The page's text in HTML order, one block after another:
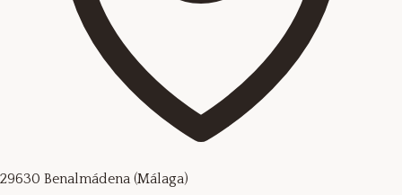
29630 Benalmádena (Málaga)